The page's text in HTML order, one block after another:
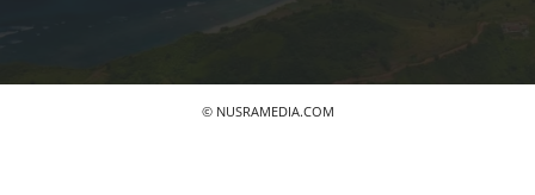
© NUSRAMEDIA.COM